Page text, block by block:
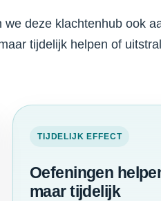
deze klachtenhub ook
tijdelijk helpen of
TIJDELIJK EFFECT
Oefeningen
maar tijdelijk